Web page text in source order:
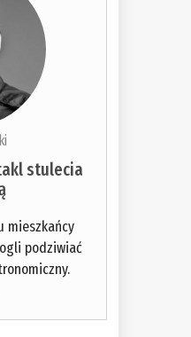
stulecia
mieszkańcy
podziwiać